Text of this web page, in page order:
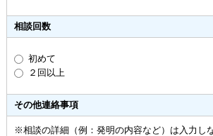
相談回数
初めて
２回以上
その他連絡事項
※相談の詳細（例：発明の内容など）は入力し